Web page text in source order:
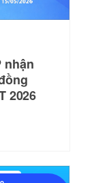
nhận
2026